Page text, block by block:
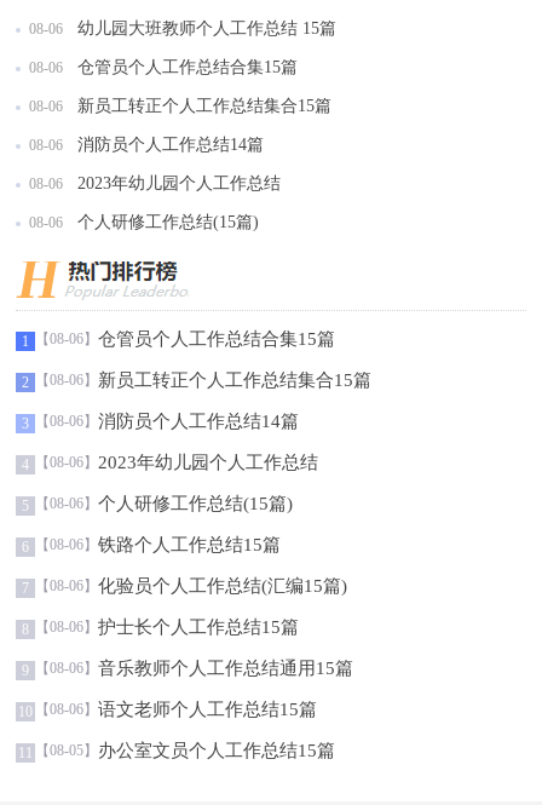
08-06 幼儿园大班教师个人工作总结 15篇
08-06 仓管员个人工作总结合集15篇
08-06 新员工转正个人工作总结集合15篇
08-06 消防员个人工作总结14篇
08-06 2023年幼儿园个人工作总结
08-06 个人研修工作总结(15篇)
1 【08-06】仓管员个人工作总结合集15篇
2 【08-06】 新员工转正个人工作总结集合15篇
3 【08-06】消防员个人工作总结14篇
4 【08-06】 2023年幼儿园个人工作总结
5 【08-06】个人研修工作总结(15篇)
6 【08-06】铁路个人工作总结15篇
7 【08-06】化验员个人工作总结(汇编15篇)
8 【08-06】护士长个人工作总结15篇
9 【08-06】音乐教师个人工作总结通用15篇
10 【08-06】语文老师个人工作总结15篇
11 【08-05】 办公室文员个人工作总结15篇